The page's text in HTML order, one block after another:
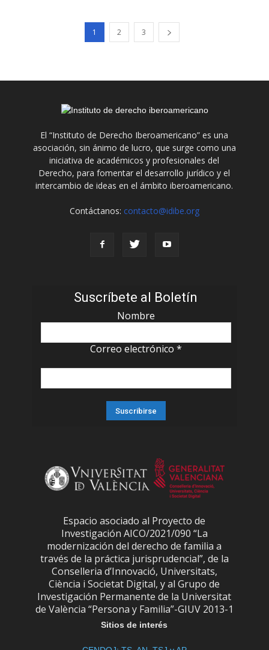
1 2 3
El “Instituto de Derecho Iberoamericano” es una
asociación, sin ánimo de lucro, que surge como una
iniciativa de académicos y profesionales del
Derecho, para fomentar el desarrollo jurídico y el
intercambio de ideas en el ámbito iberoamericano.
Contáctanos: contacto@idibe.org
Suscríbete al Boletín
Nombre
Correo electrónico *
Espacio asociado al Proyecto de
Investigación AICO/2021/090 “La
modernización del derecho de familia a
través de la práctica jurisprudencial”, de la
Conselleria d’Innovació, Universitats,
Ciència i Societat Digital, y al Grupo de
Investigación Permanente de la Universitat
de València “Persona y Familia”-GIUV 2013-1
Sitios de interés